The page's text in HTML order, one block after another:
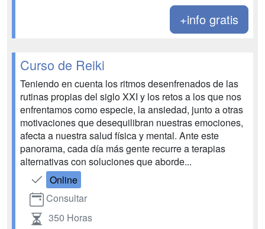
+info gratis
Curso de Reiki
Teniendo en cuenta los ritmos desenfrenados de las
rutinas propias del siglo XXI y los retos a los que nos
enfrentamos como especie, la ansiedad, junto a otras
motivaciones que desequilibran nuestras emociones,
afecta a nuestra salud física y mental. Ante este
panorama, cada día más gente recurre a terapias
alternativas con soluciones que aborde...
Online
Consultar
350 Horas